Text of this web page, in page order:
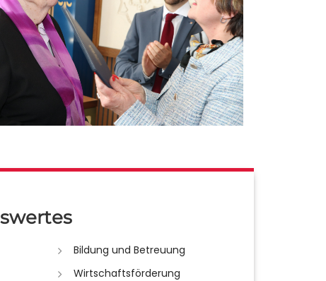
Bildung und Betreuung
Wirtschaftsförderung